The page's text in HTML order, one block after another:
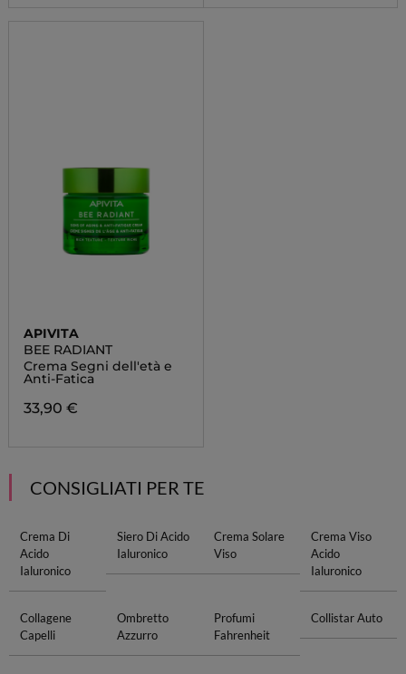
APIVITA
BEE RADIANT
Crema Segni dell'età e
Anti-Fatica
33,90 €
CONSIGLIATI PER TE
Crema Di
Acido
Ialuronico
Siero Di Acido
Ialuronico
Crema Solare
Viso
Crema Viso
Acido
Ialuronico
Collagene
Capelli
Ombretto
Azzurro
Profumi
Fahrenheit
Collistar Auto